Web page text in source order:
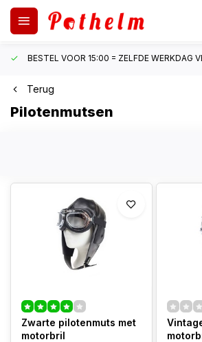
BESTEL VOOR 15:00 = ZELFDE WERKDAG
Terug
Pilotenmutsen
Zwarte pilotenmuts met
motorbril